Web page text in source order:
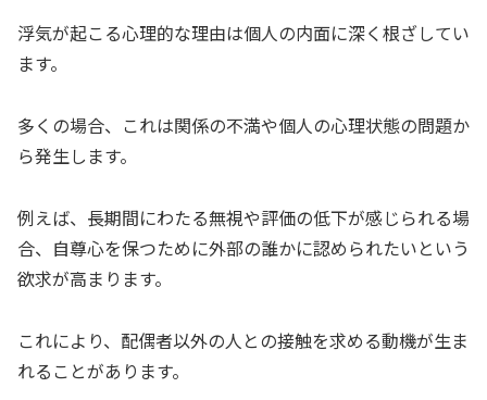
浮気が起こる心理的な理由は個人の内面に深く根ざしてい
ます。
多くの場合、これは関係の不満や個人の心理状態の問題か
ら発生します。
例えば、長期間にわたる無視や評価の低下が感じられる場
合、自尊心を保つために外部の誰かに認められたいという
欲求が高まります。
これにより、配偶者以外の人との接触を求める動機が生ま
れることがあります。